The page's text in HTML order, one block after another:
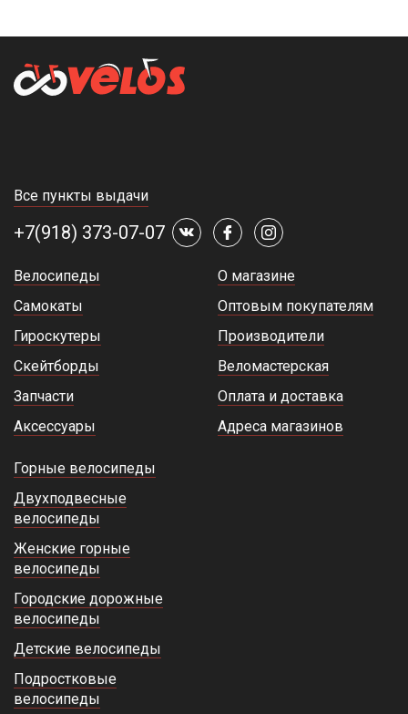
Все пункты выдачи
+7(918) 373-07-07
Велосипеды
Самокаты
Гироскутеры
Скейтборды
Запчасти
Аксессуары
О магазине
Оптовым покупателям
Производители
Веломастерская
Оплата и доставка
Адреса магазинов
Горные велосипеды
Двухподвесные
велосипеды
Женские горные
велосипеды
Городские дорожные
велосипеды
Детские велосипеды
Подростковые
велосипеды